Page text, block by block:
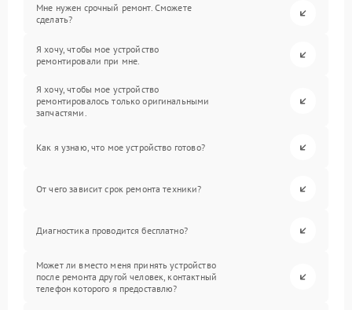
Мне нужен срочный ремонт. Сможете
сделать?
Я хочу, чтобы мое устройство
ремонтировали при мне.
Я хочу, чтобы мое устройство
ремонтировалось только оригинальными
запчастями.
Как я узнаю, что мое устройство готово?
От чего зависит срок ремонта техники?
Диагностика проводится бесплатно?
Может ли вместо меня принять устройство
после ремонта другой человек, контактный
телефон которого я предоставлю?